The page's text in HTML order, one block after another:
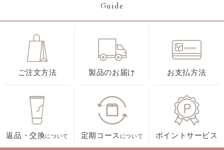
Guide
ご注文方法 製品のお届け お支払方法
返品・交換について 定期コース について ポイントサービス